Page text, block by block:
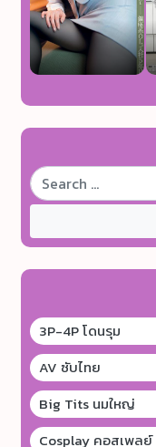
3P-4P โดนรุม
AV ซับไทย
Big Tits นมใหญ่
Cosplay คอสเพลย์